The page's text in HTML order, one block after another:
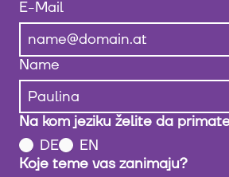
E-Mail
Name
Na kom jeziku želite da
DE
EN
Koje teme vas zanimaju?